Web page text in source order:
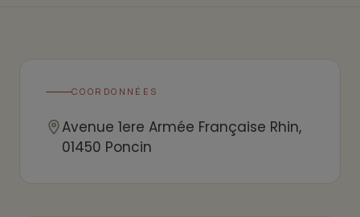
COORDONNÉES
Avenue 1ere Armée Française Rhin,
01450 Poncin